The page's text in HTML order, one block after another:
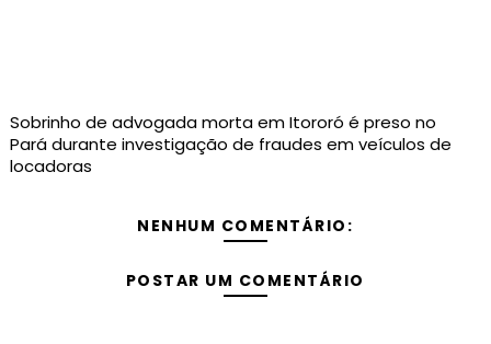
Sobrinho de advogada morta em Itororó é preso no
Pará durante investigação de fraudes em veículos de
locadoras
NENHUM COMENTÁRIO:
POSTAR UM COMENTÁRIO